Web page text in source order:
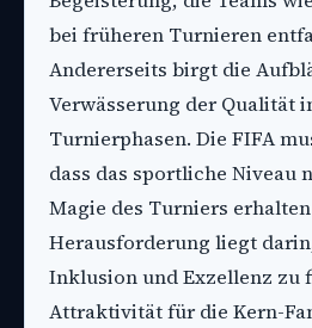
bei früheren Turnieren
Andererseits birgt die
Verwässerung der Qualität
Turnierphasen. Die FIFA
dass das sportliche Niveau
Magie des Turniers
Herausforderung liegt
Inklusion und Exzellenz zu
Attraktivität für die Kern-